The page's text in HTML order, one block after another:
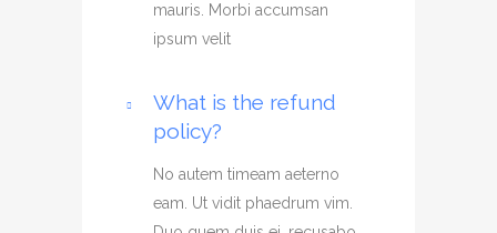
mauris. Morbi accumsan
ipsum velit
What is the refund
policy?
No autem timeam aeterno
eam. Ut vidit phaedrum vim.